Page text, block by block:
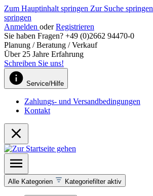
Zum Hauptinhalt springen Zur Suche springen
springen
Anmelden oder Registrieren
Sie haben Fragen? +49 (0)2662 94470-0
Planung / Beratung / Verkauf
Über 25 Jahre Erfahrung
Schreiben Sie uns!
Service/Hilfe
Zahlungs- und Versandbedingungen
Kontakt
Alle Kategorien Kategoriefilter aktiv